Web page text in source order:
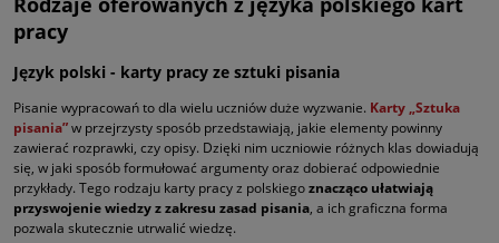
pracy
Język polski - karty pracy ze sztuki pisania
Pisanie wypracowań to dla wielu uczniów duże wyzwanie. Karty „Sztuka
pisania”w przejrzysty sposób przedstawiają, jakie elementy powinny
zawierać rozprawki, czy opisy. Dzięki nim uczniowie różnych klas dowiadują
się, w jaki sposób formułować argumenty oraz dobierać odpowiednie
przykłady. Tego rodzaju karty pracy z polskiegoznacząco ułatwiają
przyswojenie wiedzy z zakresu zasad pisania, a ich graficzna forma
pozwala skutecznie utrwalić wiedzę.